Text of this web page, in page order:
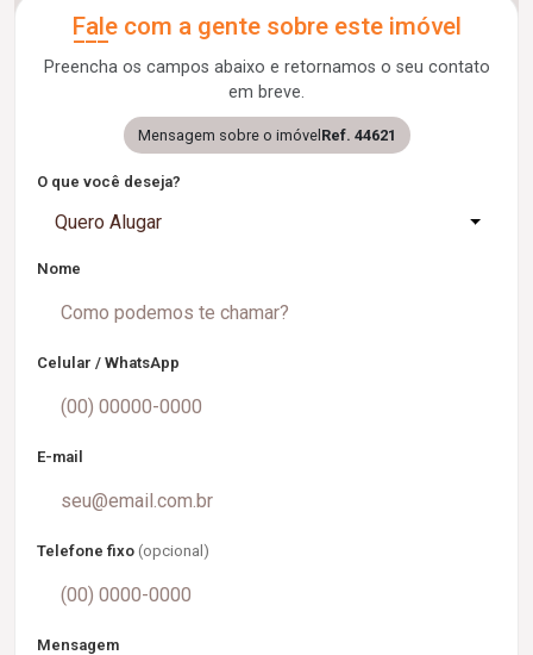
Fale com a gente sobre este imóvel
Preencha os campos abaixo e retornamos o seu contato
em breve.
Mensagem sobre o imóvelRef. 44621
O que você deseja?
Quero Alugar
Nome
Celular / WhatsApp
E-mail
Telefone fixo (opcional)
Mensagem